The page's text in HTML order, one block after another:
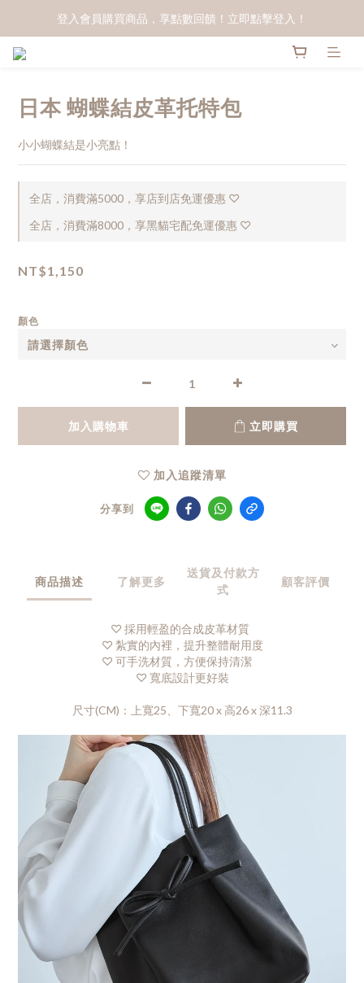
登入會員購買商品，享點數回饋！立即點擊登入！
日本 蝴蝶結皮革托特包
小小蝴蝶結是小亮點！
全店，消費滿5000，享店到店免運優惠 ♡
全店，消費滿8000，享黑貓宅配免運優惠 ♡
NT$1,150
顏色
加入購物車 立即購買
加入追蹤清單
分享到
商品描述 了解更多
送貨及付款方
式
顧客評價
♡ 採用輕盈的合成皮革材質
♡ 紮實的內裡，提升整體耐用度
♡ 可手洗材質，方便保持清潔
♡ 寬底設計更好裝
尺寸(CM)：上寬25、下寬20 x 高26 x 深11.3